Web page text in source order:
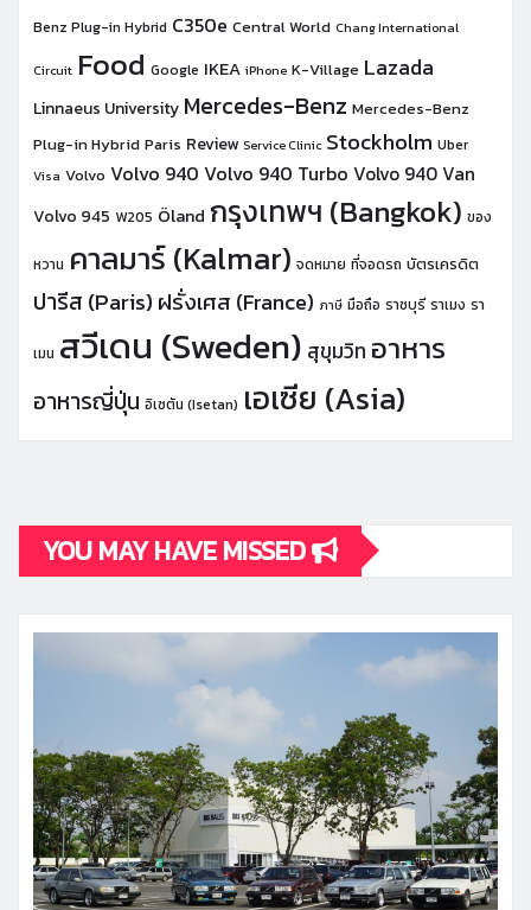
Benz Plug-in Hybrid C350e Central World Chang International
Circuit Food Google IKEA iPhone K-Village Lazada
Linnaeus University Mercedes-Benz Mercedes-Benz
Plug-in Hybrid Paris Review Service Clinic Stockholm Uber
Visa Volvo Volvo 940 Volvo 940 Turbo Volvo 940 Van
Volvo 945 W205 Öland กรุงเทพฯ (Bangkok) ของ
หวาน คาลมาร์ (Kalmar) จดหมาย ที่จอดรถ บัตรเครดิต
ปารีส (Paris) ฝรั่งเศส (France) ภาษี มือถือ ราชบุรี ราเมง รา
เมน สวีเดน (Sweden) สุขุมวิท อาหาร
อาหารญี่ปุ่น อิเซตัน (Isetan) เอเซีย (Asia)
YOU MAY HAVE MISSED